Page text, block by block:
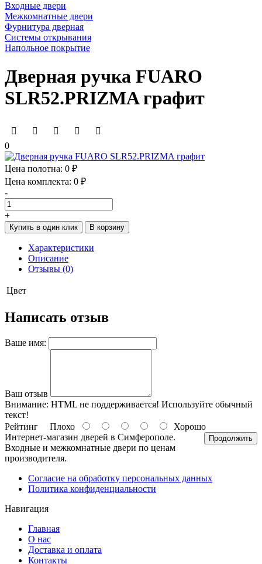
Входные двери
Межкомнатные двери
Фурнитура дверная
Системы открывания
Напольное покрытие
Дверная ручка FUARO
SLR52.PRIZMA графит
0
Цена полотна: 0 ₽
Цена комплекта: 0 ₽
-
+
Купить в один клик В корзину
Характеристики
Описание
Отзывы (0)
Цвет
Написать отзыв
Ваше имя:
Ваш отзыв
Внимание: HTML не поддерживается! Используйте обычный
текст!
Рейтинг Плохо Хорошо
Продолжить
Интернет-магазин дверей в Симферополе.
Входные и межкомнатные двери по ценам
производителя.
Согласие на обработку персональных данных
Политика конфиденциальности
Навигация
Главная
О нас
Доставка и оплата
Контакты